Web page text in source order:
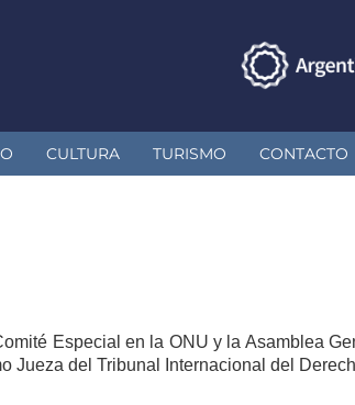
CULTURA TURISMO CONTACTO
Especial en la ONU y la Asamblea
Jueza del Tribunal Internacional del